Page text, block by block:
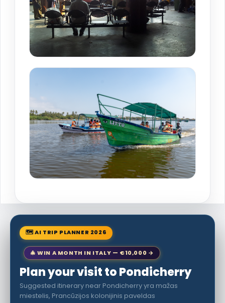
🗺 AI TRIP PLANNER 2026
🎄 WIN A MONTH IN ITALY — €10,000 →
Plan your visit to Pondicherry
Suggested itinerary near Pondicherry yra mažas
miestelis, Prancūzijos kolonijinis paveldas